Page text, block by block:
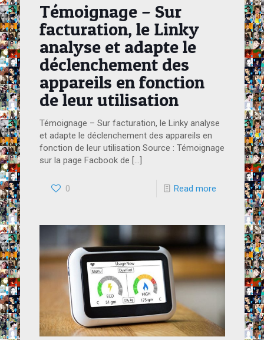
Témoignage – Sur
facturation, le Linky
analyse et adapte le
déclenchement des
appareils en fonction
de leur utilisation
Témoignage – Sur facturation, le Linky analyse
et adapte le déclenchement des appareils en
fonction de leur utilisation Source : Témoignage
sur la page Facbook de […]
0 Read more